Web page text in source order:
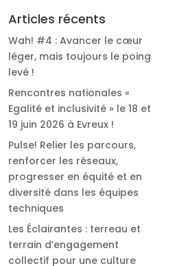
Articles récents
Wah! #4 : Avancer le cœur
léger, mais toujours le poing
levé !
Rencontres nationales «
Egalité et inclusivité » le 18 et
19 juin 2026 à Evreux !
Pulse! Relier les parcours,
renforcer les réseaux,
progresser en équité et en
diversité dans les équipes
techniques
Les Éclairantes : terreau et
terrain d’engagement
collectif pour une culture